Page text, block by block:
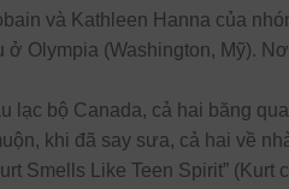
và Kathleen Hanna của
Olympia (Washington, Mỹ).
lạc bộ Canada, cả hai băng
khi đã say sưa, cả hai về
Smells Like Teen Spirit”